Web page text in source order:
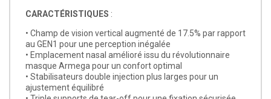
CARACTÉRISTIQUES :
• Champ de vision vertical augmenté de 17.5% par rapport
au GEN1 pour une perception inégalée
• Emplacement nasal amélioré issu du révolutionnaire
masque Armega pour un confort optimal
• Stabilisateurs double injection plus larges pour un
ajustement équilibré